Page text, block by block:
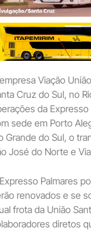
Viação
Cruz do Sul, no
da Expresso
sede em Porto
Grande do Sul, o
José do Norte e
Palmares
renovados e se
frota da União
diretos